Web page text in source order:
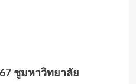
ชูมหาวิทยาลัย